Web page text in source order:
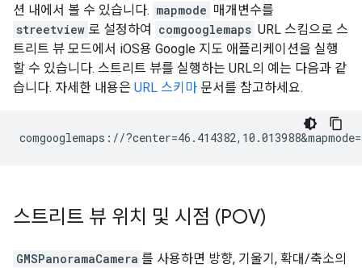
션 내에서 볼 수 있습니다. mapmode 매개변수를
streetview 로 설정하여 comgooglemaps URL 스킴으로 스
트리트 뷰 모드에서 iOS용 Google 지도 애플리케이션을 실행
할 수 있습니다. 스트리트 뷰를 실행하는 URL의 예는 다음과 같
습니다. 자세한 내용은 URL 스키마 문서를 참고하세요.
스트리트 뷰 위치 및 시점 (POV)
GMSPanoramaCamera 를 사용하면 방향, 기울기, 확대/축소의